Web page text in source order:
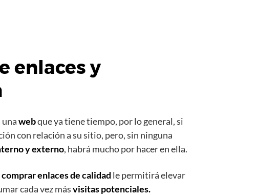
enlaces y
webque ya tiene tiempo, por lo general, si
con relación a su sitio, pero, sin ninguna
y externo, habrá mucho por hacer en ella.
comprar enlaces de calidad le permitirá elevar
cada vez másvisitas potenciales.